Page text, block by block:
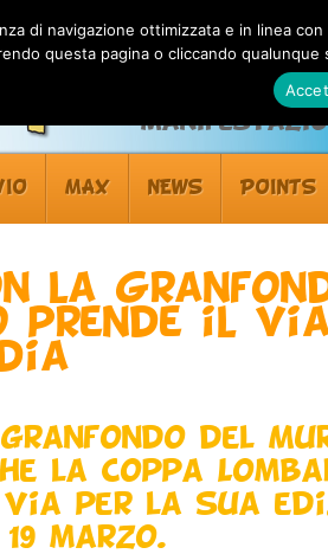
MAX NEWS POINTS
la
prende il
granfondo del
la Coppa
per la sua
marzo.
di navigazione ottimizzata e in linea
questa pagina o cliccando